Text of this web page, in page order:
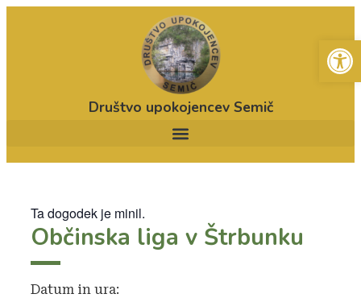
Društvo upokojencev Semič
Ta dogodek je minil.
Občinska liga v Štrbunku
Datum in ura: